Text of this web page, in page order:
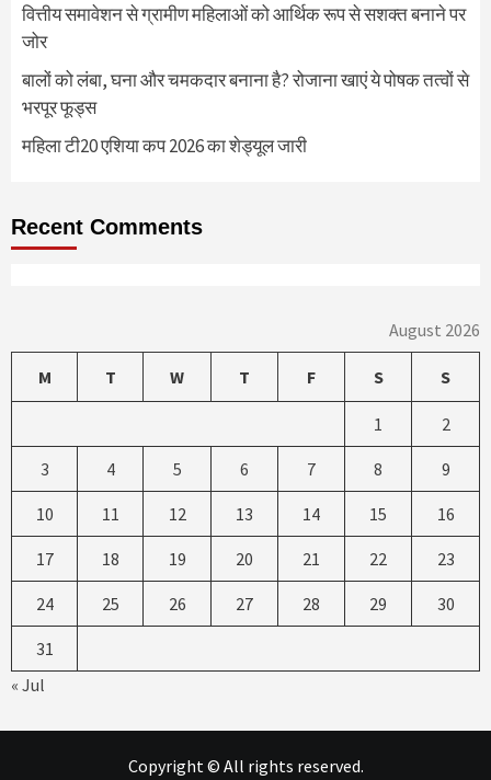
वित्तीय समावेशन से ग्रामीण महिलाओं को आर्थिक रूप से सशक्त बनाने पर
जोर
बालों को लंबा, घना और चमकदार बनाना है? रोजाना खाएं ये पोषक तत्वों से
भरपूर फूड्स
महिला टी20 एशिया कप 2026 का शेड्यूल जारी
Recent Comments
August 2026
M T W T F S S
1 2
3 4 5 6 7 8 9
10 11 12 13 14 15 16
17 18 19 20 21 22 23
24 25 26 27 28 29 30
31
« Jul
Copyright © All rights reserved.